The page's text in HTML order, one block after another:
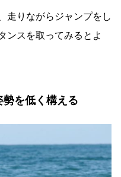
走りながらジャンプをし
ンスを取ってみるとよ
を低く構える